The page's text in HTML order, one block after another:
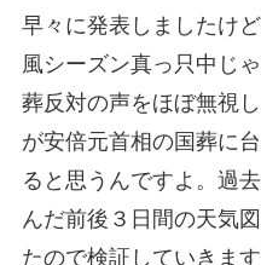
早々に発表しましたけ
風シーズン真っ只中じ
葬反対の声をほぼ無視
が安倍元首相の国葬に
ると思うんですよ。過
んだ前後３日間の天気
たので検証していきます